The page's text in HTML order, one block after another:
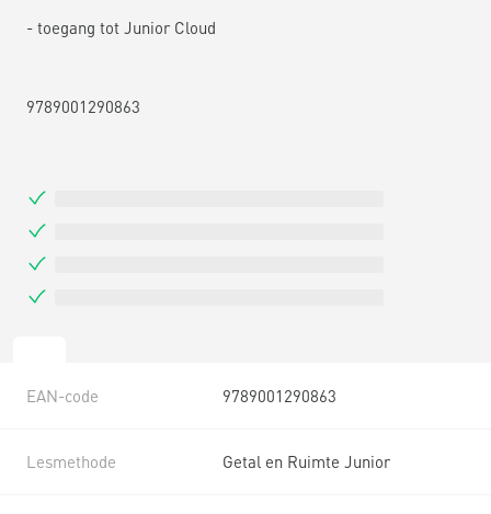
- toegang tot Junior Cloud
9789001290863
EAN-code 9789001290863
Lesmethode Getal en Ruimte Junior